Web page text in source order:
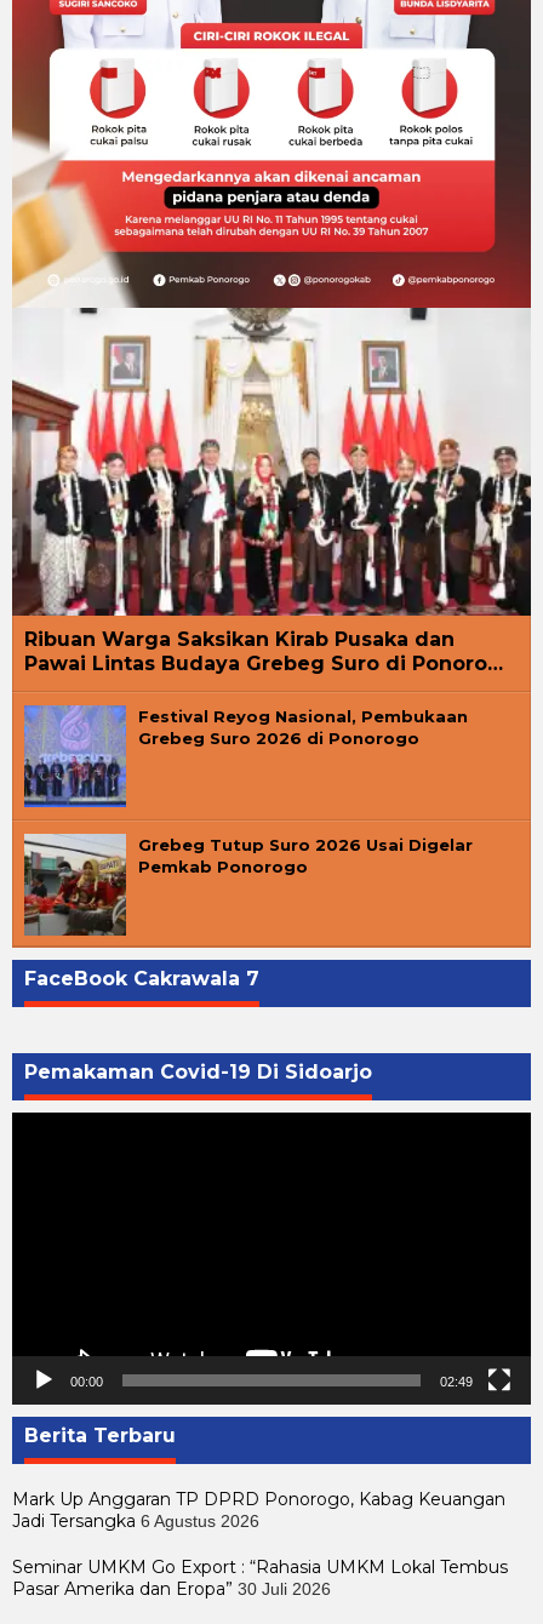
Ribuan Warga Saksikan Kirab Pusaka dan
Pawai Lintas Budaya Grebeg Suro di Ponoro…
Festival Reyog Nasional, Pembukaan
Grebeg Suro 2026 di Ponorogo
Grebeg Tutup Suro 2026 Usai Digelar
Pemkab Ponorogo
FaceBook Cakrawala 7
Pemakaman Covid-19 Di Sidoarjo
00:00 02:49
Berita Terbaru
Mark Up Anggaran TP DPRD Ponorogo, Kabag Keuangan
Jadi Tersangka 6 Agustus 2026
Seminar UMKM Go Export : “Rahasia UMKM Lokal Tembus
Pasar Amerika dan Eropa” 30 Juli 2026